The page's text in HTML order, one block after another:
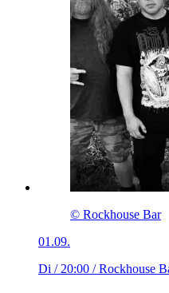
© Rockhouse Bar
01.09.
Di / 20:00 / Rockhouse